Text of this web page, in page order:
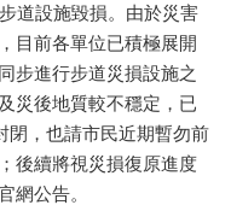
道設施毀損。由於災害
目前各單位已積極展開
步進行步道災損設施之
災後地質較不穩定，已
閉，也請市民近期暫勿前
後續將視災損復原進度
網公告。